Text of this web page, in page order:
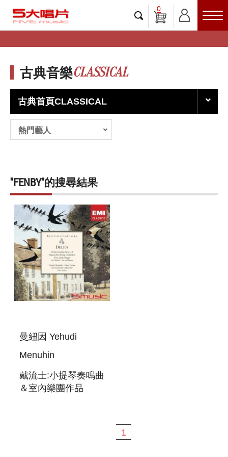
0
古典音樂CLASSICAL
古典首頁CLASSICAL
熱門藝人
"FENBY"的搜尋結果
曼紐因 Yehudi
Menuhin
戴流士:小提琴奏鳴曲
＆室內樂團作品
1